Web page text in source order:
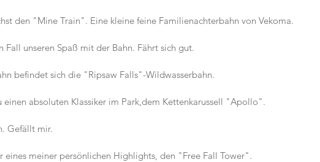
den "Mine Train". Eine kleine feine Familienachterbahn von Vekoma.
Fall unseren Spaß mit der Bahn. Fährt sich gut.
befindet sich die "Ripsaw Falls"-Wildwasserbahn.
einen absoluten Klassiker im Park,dem Kettenkarussell "Apollo".
Gefällt mir.
eines meiner persönlichen Highlights, den "Free Fall Tower".